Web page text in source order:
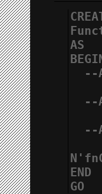
AS
--
--
--
END
GO